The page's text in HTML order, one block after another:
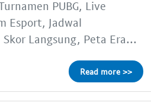
PUBG, Live
Esport, Jadwal
Langsung, Peta Era...
Read more >>